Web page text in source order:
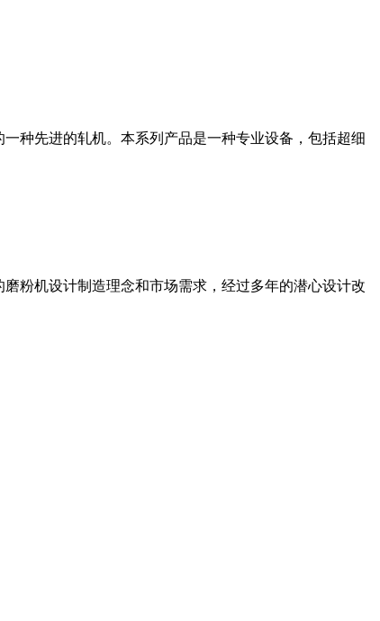
种先进的轧机。本系列产品是一种专业设备，包括超细
粉机设计制造理念和市场需求，经过多年的潜心设计改